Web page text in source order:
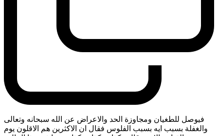
فيوصل للطغيان ومجاوزة الحد والاعراض عن الله سبحانه وتعالى
والغفلة بسبب ايه بسبب الفلوس فقال ان الاكثرين هم الاقلون يوم